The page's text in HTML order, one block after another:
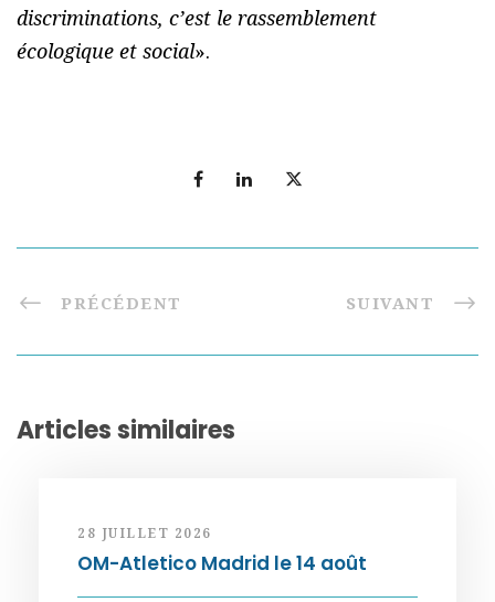
discriminations, c’est le rassemblement
écologique et social».
PRÉCÉDENT SUIVANT
Articles similaires
28 JUILLET 2026
OM-Atletico Madrid le 14 août